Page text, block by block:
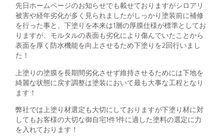
先日ホームページのお知らせでも載せておりますがシロアリ
被害や経年劣化が多く見られましたがしっかり塗装前に補修
を行った事と、下塗りを本来は1層の厚膜仕様が標準としてお
りますが、モルタルの表面も劣化により傷んでいたことから
表面を厚く防水機能を向上させるため下塗りを2回行いまし
た！
上塗りの塗膜を長期間劣化させず維持させるためには下地を
綺麗な状態に戻す調整は塗装において最も大事な工程となり
ます！
弊社では上塗り材選定も大切にしておりますが下塗り材に対
してもお客様の大切な御自宅1件1件に適した塗料の選定に力
を入れております！